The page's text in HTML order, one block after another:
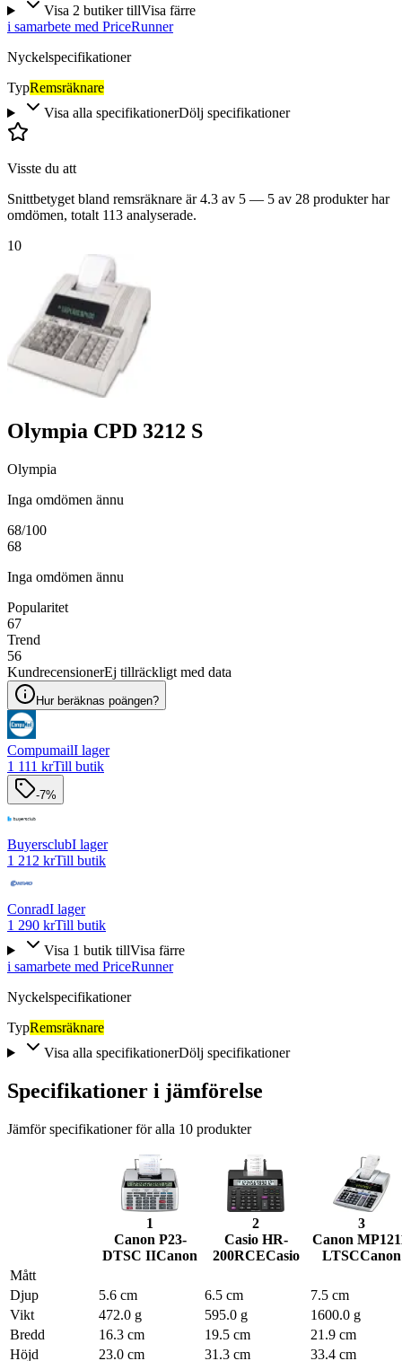
Visa 2 butiker tillVisa färre
i samarbete med PriceRunner
Nyckelspecifikationer
TypRemsräknare
Visa alla specifikationerDölj specifikationer
Visste du att
Snittbetyget bland remsräknare är 4.3 av 5 — 5 av 28 produkter har
omdömen, totalt 113 analyserade.
10
Olympia CPD 3212 S
Olympia
Inga omdömen ännu
68/100
68
Inga omdömen ännu
Popularitet
67
Trend
56
KundrecensionerEj tillräckligt med data
Hur beräknas poängen?
CompumailI lager
1 111 krTill butik
-7%
BuyersclubI lager
1 212 krTill butik
ConradI lager
1 290 krTill butik
Visa 1 butik tillVisa färre
i samarbete med PriceRunner
Nyckelspecifikationer
TypRemsräknare
Visa alla specifikationerDölj specifikationer
Specifikationer i jämförelse
Jämför specifikationer för alla 10 produkter
1
Canon P23-
DTSC IICanon
2
Casio HR-
200RCECasio
3
Canon
LTSCCanon
Mått
Djup
5.6 cm 6.5 cm
7.5 cm
Vikt
472.0 g 595.0 g
1600.0 g
Bredd
16.3 cm 19.5 cm
21.9 cm
Höjd
23.0 cm 31.3 cm 33.4 cm